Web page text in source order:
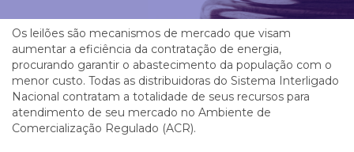
Os leilões são mecanismos de mercado que visam
aumentar a eficiência da contratação de energia,
procurando garantir o abastecimento da população com o
menor custo. Todas as distribuidoras do Sistema Interligado
Nacional contratam a totalidade de seus recursos para
atendimento de seu mercado no Ambiente de
Comercialização Regulado (ACR).